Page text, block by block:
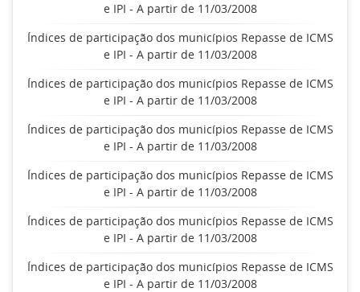
e IPI - A partir de 11/03/2008
Índices de participação dos municípios Repasse de ICMS
e IPI - A partir de 11/03/2008
Índices de participação dos municípios Repasse de ICMS
e IPI - A partir de 11/03/2008
Índices de participação dos municípios Repasse de ICMS
e IPI - A partir de 11/03/2008
Índices de participação dos municípios Repasse de ICMS
e IPI - A partir de 11/03/2008
Índices de participação dos municípios Repasse de ICMS
e IPI - A partir de 11/03/2008
Índices de participação dos municípios Repasse de ICMS
e IPI - A partir de 11/03/2008